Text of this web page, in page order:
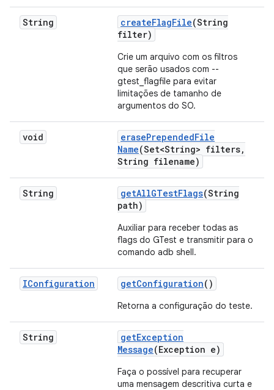
String createFlagFile(String
filter)
Crie um arquivo com os filtros
que serão usados com --
gtest_flagfile para evitar
limitações de tamanho de
argumentos do SO.
void erasePrependedFile
Name(Set<String> filters,
String filename)
String getAllGTestFlags(String
path)
Auxiliar para receber todas as
flags do GTest e transmitir para o
comando adb shell.
IConfiguration getConfiguration()
Retorna a configuração do teste.
String getException
Message(Exception e)
Faça o possível para recuperar
uma mensagem descritiva curta e